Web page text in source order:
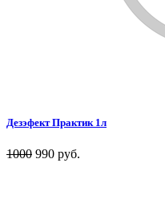
Дезэфект Практик 1л
1000 990 руб.